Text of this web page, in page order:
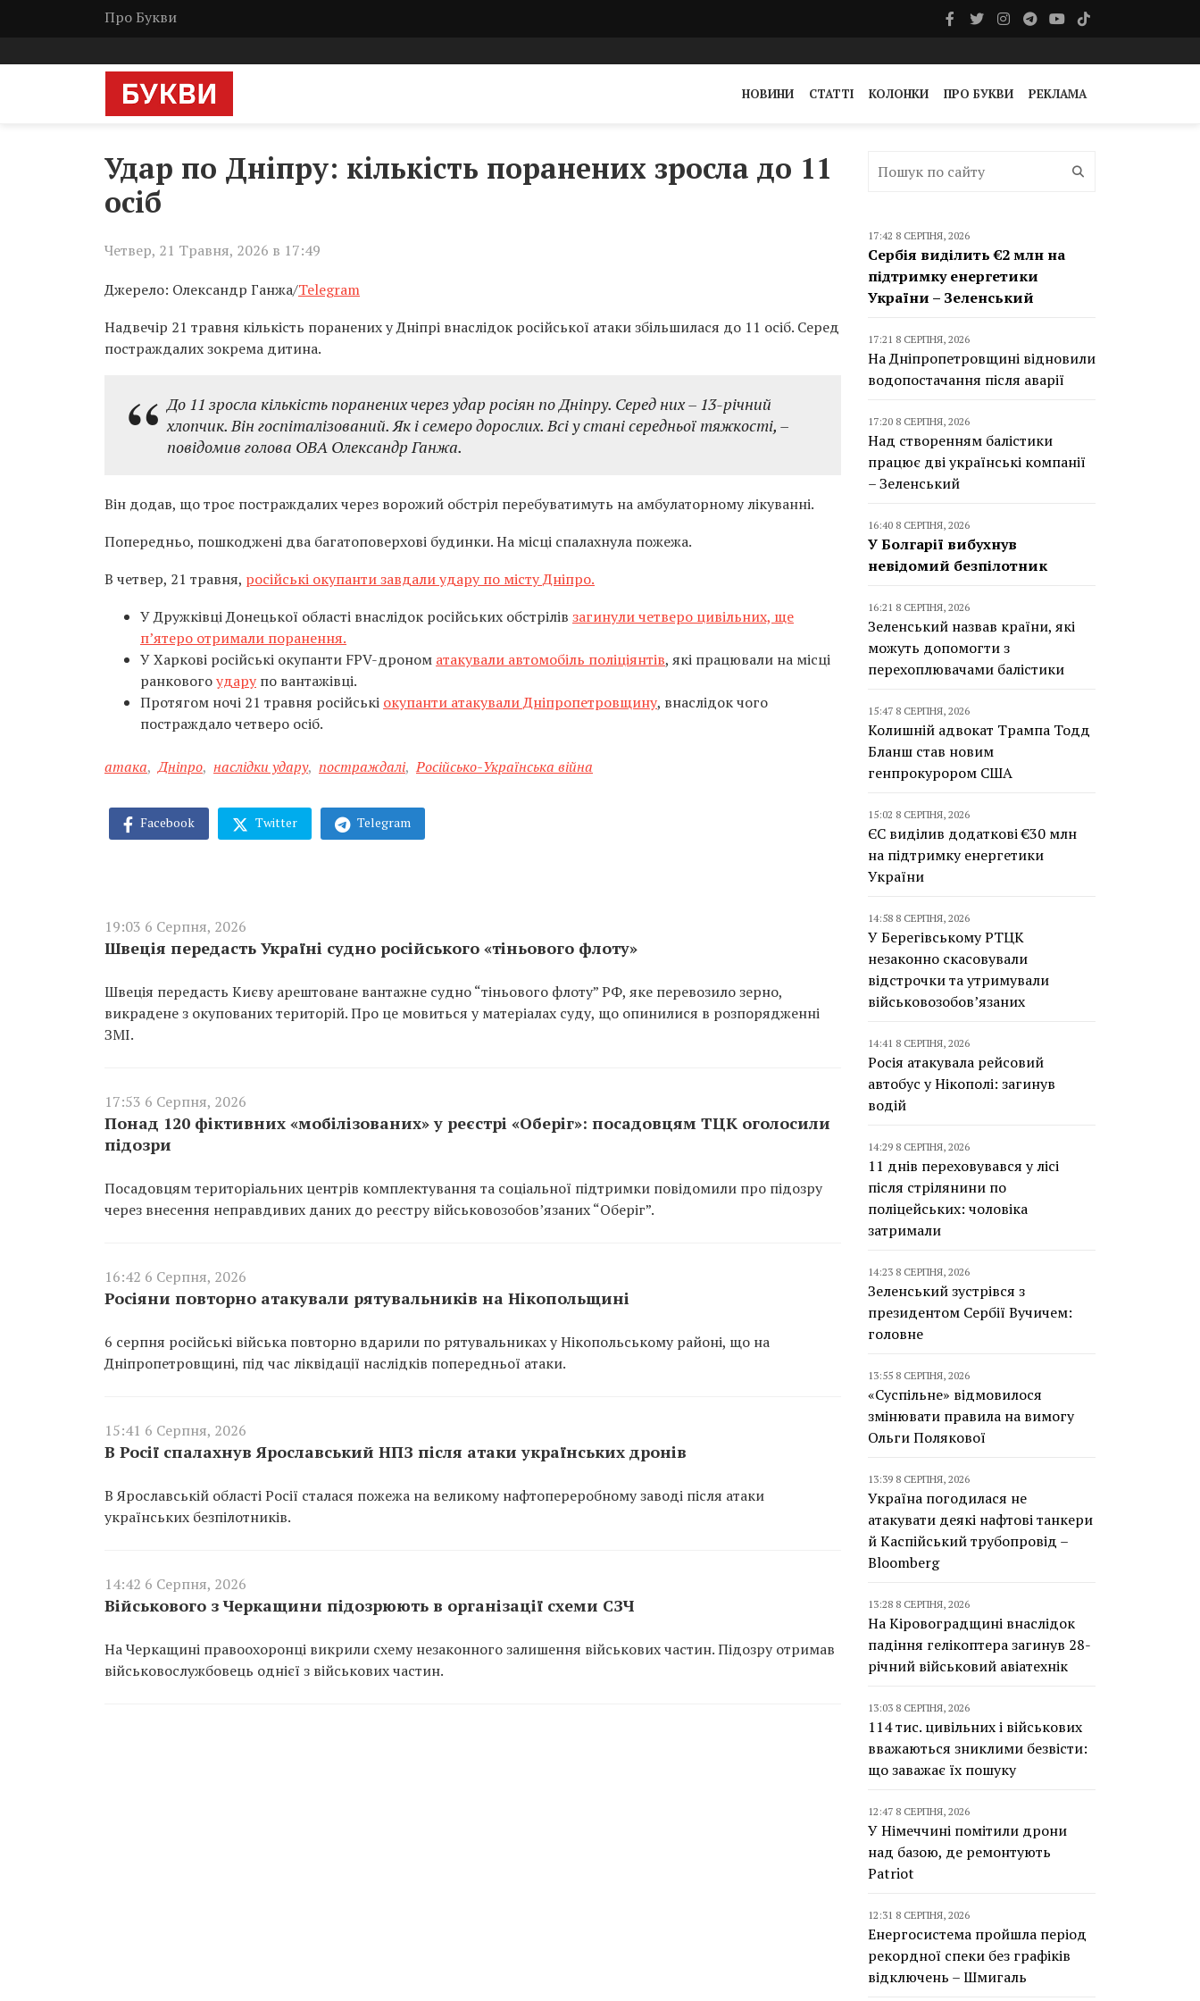
Про Букви
НОВИНИ СТАТТІ КОЛОНКИ ПРО БУКВИ РЕКЛАМА
Удар по Дніпру: кількість поранених зросла до 11
осіб
Четвер, 21 Травня, 2026 в 17:49
Джерело: Олександр Ганжа/Telegram
Надвечір 21 травня кількість поранених у Дніпрі внаслідок російської атаки збільшилася до 11 осіб. Серед
постраждалих зокрема дитина.
До 11 зросла кількість поранених через удар росіян по Дніпру. Серед них – 13-річний
хлопчик. Він госпіталізований. Як і семеро дорослих. Всі у стані середньої тяжкості, –
повідомив голова ОВА Олександр Ганжа.
Він додав, що троє постраждалих через ворожий обстріл перебуватимуть на амбулаторному лікуванні.
Попередньо, пошкоджені два багатоповерхові будинки. На місці спалахнула пожежа.
В четвер, 21 травня, російські окупанти завдали удару по місту Дніпро.
У Дружківці Донецької області внаслідок російських обстрілів загинули четверо цивільних, ще
п’ятеро отримали поранення.
У Харкові російські окупанти FPV-дроном атакували автомобіль поліціянтів, які працювали на місці
ранковогоудару по вантажівці.
Протягом ночі 21 травня російські окупанти атакували Дніпропетровщину, внаслідок чого
постраждало четверо осіб.
атака, Дніпро, наслідки удару, постраждалі, Російсько-Українська війна
Facebook Twitter Telegram
19:03 6 Серпня, 2026
Швеція передасть Україні судно російського «тіньового флоту»
Швеція передасть Києву арештоване вантажне судно “тіньового флоту” РФ, яке перевозило зерно,
викрадене з окупованих територій. Про це мовиться у матеріалах суду, що опинилися в розпорядженні
ЗМІ.
17:53 6 Серпня, 2026
Понад 120 фіктивних «мобілізованих» у реєстрі «Оберіг»: посадовцям ТЦК оголосили
підозри
Посадовцям територіальних центрів комплектування та соціальної підтримки повідомили про підозру
через внесення неправдивих даних до реєстру військовозобов’язаних “Оберіг”.
16:42 6 Серпня, 2026
Росіяни повторно атакували рятувальників на Нікопольщині
6 серпня російські війська повторно вдарили по рятувальниках у Нікопольському районі, що на
Дніпропетровщині, під час ліквідації наслідків попередньої атаки.
15:41 6 Серпня, 2026
В Росії спалахнув Ярославський НПЗ після атаки українських дронів
В Ярославській області Росії сталася пожежа на великому нафтопереробному заводі після атаки
українських безпілотників.
14:42 6 Серпня, 2026
Військового з Черкащини підозрюють в організації схеми СЗЧ
На Черкащині правоохоронці викрили схему незаконного залишення військових частин. Підозру отримав
військовослужбовець однієї з військових частин.
17:42 8 СЕРПНЯ, 2026
Сербія виділить €2 млн на
підтримку енергетики
України – Зеленський
17:21 8 СЕРПНЯ, 2026
На Дніпропетровщині відновили
водопостачання після аварії
17:20 8 СЕРПНЯ, 2026
Над створенням балістики
працює дві українські компанії
– Зеленський
16:40 8 СЕРПНЯ, 2026
У Болгарії вибухнув
невідомий безпілотник
16:21 8 СЕРПНЯ, 2026
Зеленський назвав країни, які
можуть допомогти з
перехоплювачами балістики
15:47 8 СЕРПНЯ, 2026
Колишній адвокат Трампа Тодд
Бланш став новим
генпрокурором США
15:02 8 СЕРПНЯ, 2026
ЄС виділив додаткові €30 млн
на підтримку енергетики
України
14:58 8 СЕРПНЯ, 2026
У Берегівському РТЦК
незаконно скасовували
відстрочки та утримували
військовозобов’язаних
14:41 8 СЕРПНЯ, 2026
Росія атакувала рейсовий
автобус у Нікополі: загинув
водій
14:29 8 СЕРПНЯ, 2026
11 днів переховувався у лісі
після стрілянини по
поліцейських: чоловіка
затримали
14:23 8 СЕРПНЯ, 2026
Зеленський зустрівся з
президентом Сербії Вучичем:
головне
13:55 8 СЕРПНЯ, 2026
«Суспільне» відмовилося
змінювати правила на вимогу
Ольги Полякової
13:39 8 СЕРПНЯ, 2026
Україна погодилася не
атакувати деякі нафтові танкери
й Каспійський трубопровід –
Bloomberg
13:28 8 СЕРПНЯ, 2026
На Кіровоградщині внаслідок
падіння гелікоптера загинув 28-
річний військовий авіатехнік
13:03 8 СЕРПНЯ, 2026
114 тис. цивільних і військових
вважаються зниклими безвісти:
що заважає їх пошуку
12:47 8 СЕРПНЯ, 2026
У Німеччині помітили дрони
над базою, де ремонтують
Patriot
12:31 8 СЕРПНЯ, 2026
Енергосистема пройшла період
рекордної спеки без графіків
відключень – Шмигаль